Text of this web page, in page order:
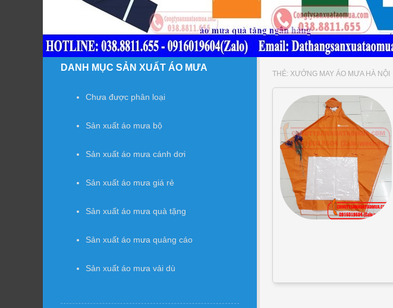
DANH MỤC SẢN XUẤT ÁO MƯA
Chưa được phân loại
Sản xuất áo mưa bộ
Sản xuất áo mưa cánh dơi
Sản xuất áo mưa giá rẻ
Sản xuất áo mưa quà tặng
Sản xuất áo mưa quảng cáo
Sản xuất áo mưa vải dù
THẺ: XƯỞNG MAY ÁO MƯA HÀ NỘI